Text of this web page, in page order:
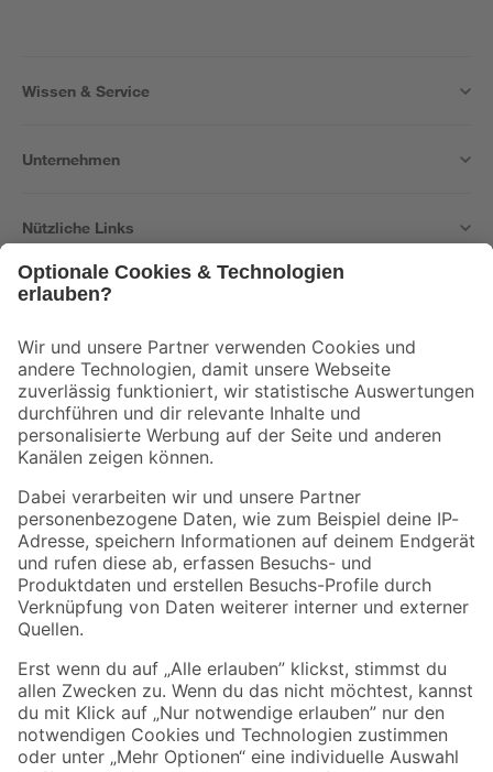
Wissen & Service
Unternehmen
Nützliche Links
Der toom Newsletter: Keine Angebote und Aktionen mehr verpassen!
Zur Newsletter Anmeldung
Folge uns
Zahlungsarten Versandarten
Sicher einkaufen
Jetzt die toom-App herunterladen